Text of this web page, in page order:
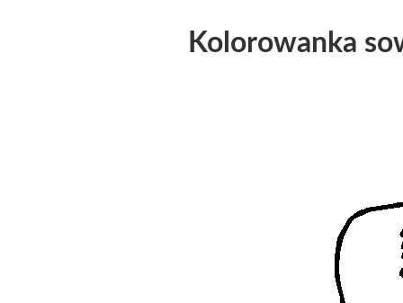
Kolorowanka